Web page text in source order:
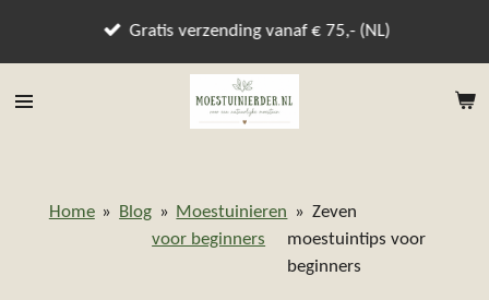
de
Gratis verzending vanaf € 75,- (NL)
Home » Blog » Moestuinieren
voor beginners
» Zeven
moestuintips voor
beginners